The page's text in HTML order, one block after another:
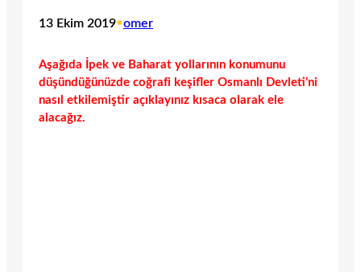
13 Ekim 2019•omer
Aşağıda İpek ve Baharat yollarının konumunu
düşündüğünüzde coğrafi keşifler Osmanlı Devleti’ni
nasıl etkilemiştir açıklayınız kısaca olarak ele
alacağız.